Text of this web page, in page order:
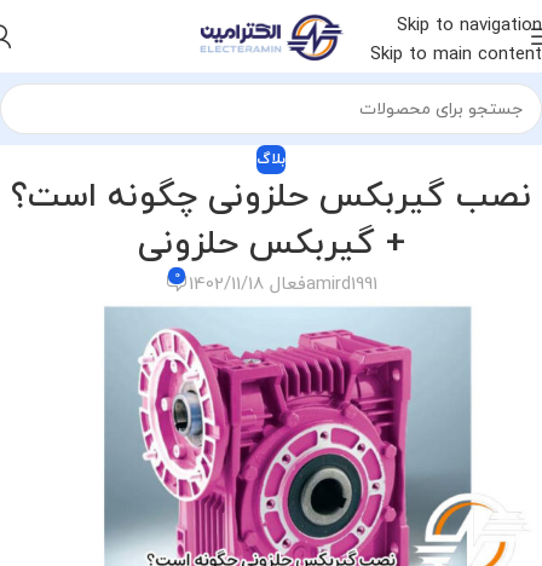
Skip to navigation
Skip to main content
بلاگ
نصب گیربکس حلزونی چگونه است؟
+ گیربکس حلزونی
amird1991فعال 1402/11/18 0